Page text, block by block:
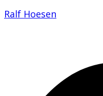
Ralf Hoesen